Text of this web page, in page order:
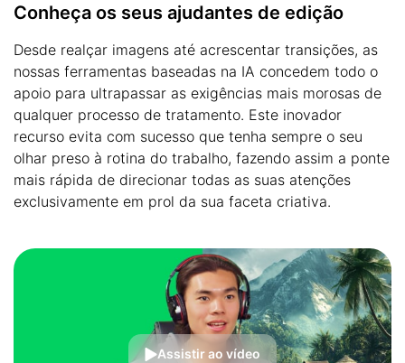
Conheça os seus ajudantes de edição
Desde realçar imagens até acrescentar transições, as
nossas ferramentas baseadas na IA concedem todo o
apoio para ultrapassar as exigências mais morosas de
qualquer processo de tratamento. Este inovador
recurso evita com sucesso que tenha sempre o seu
olhar preso à rotina do trabalho, fazendo assim a ponte
mais rápida de direcionar todas as suas atenções
exclusivamente em prol da sua faceta criativa.
Assistir ao vídeo